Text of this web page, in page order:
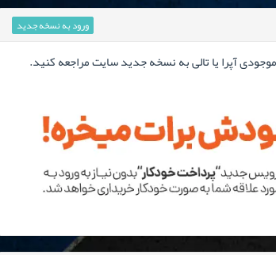
ورود به نسخه جدید
آپرا یا تالی به نسخه جدید سایت مراجعه کنید.